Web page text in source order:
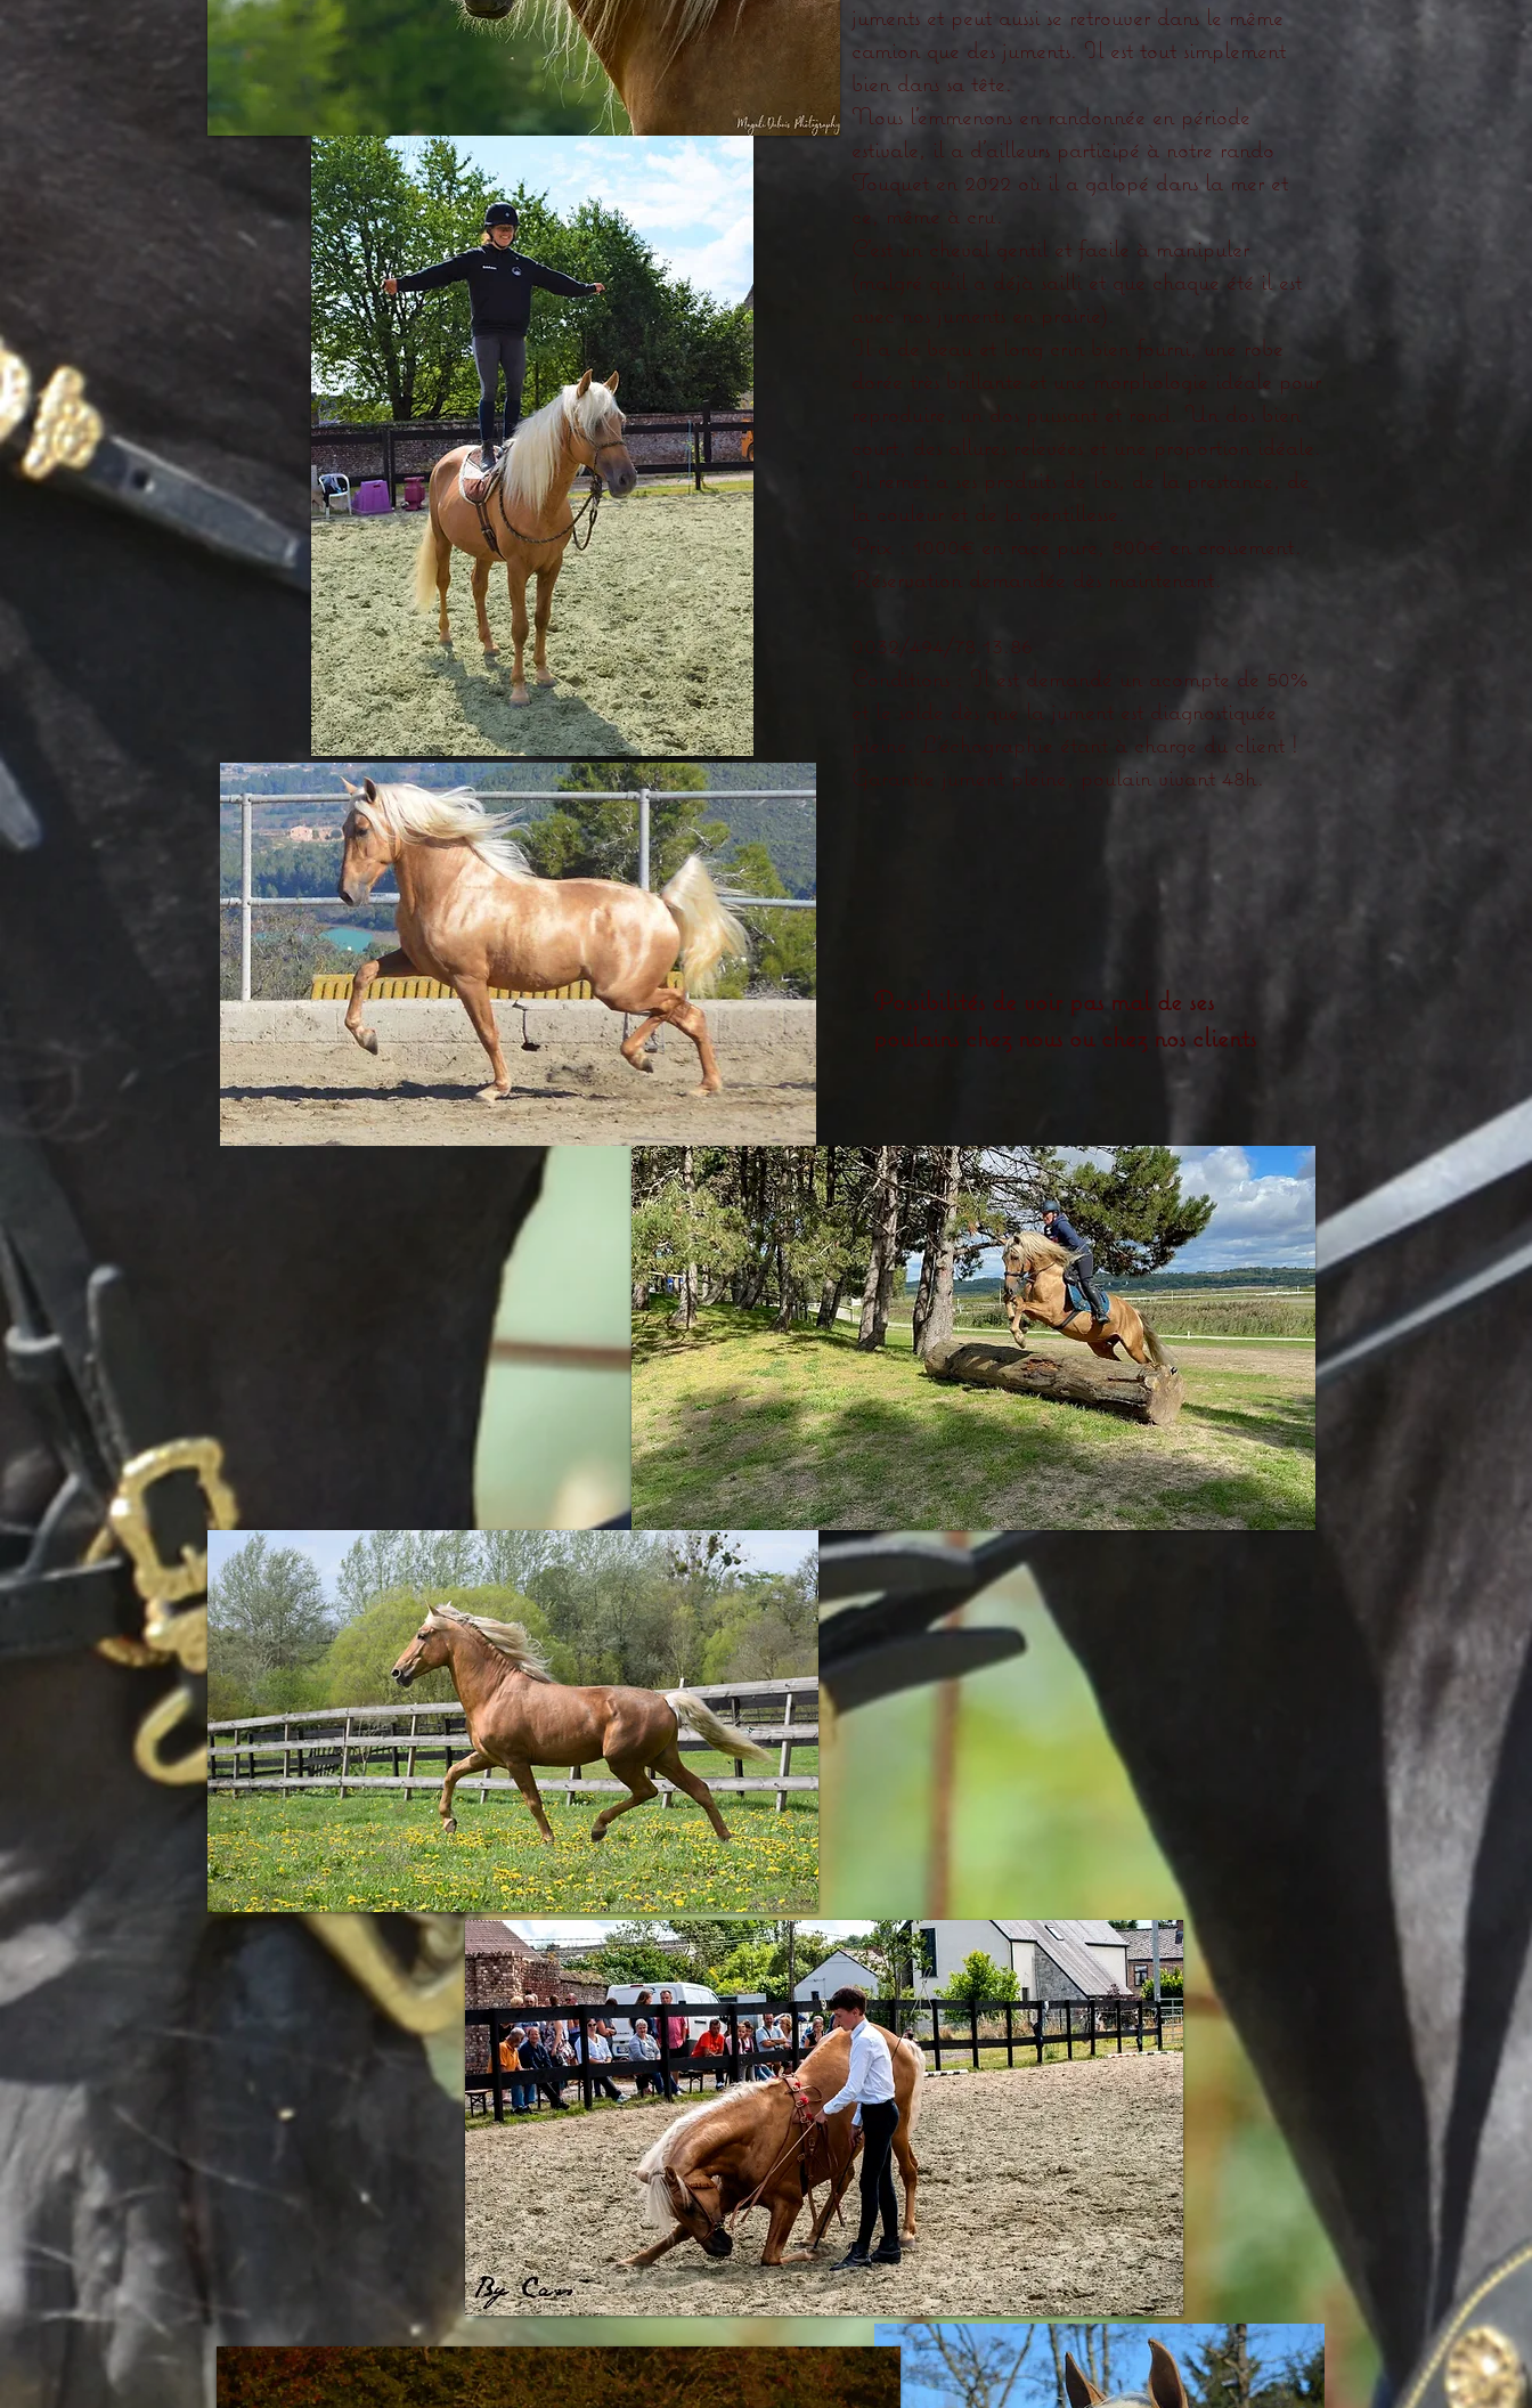
juments et peut aussi se retrouver dans le même
camion que des juments. Il est tout simplement
bien dans sa tête.
Nous l’emmenons en randonnée en période
estivale, il a d’ailleurs participé à notre rando
Touquet en 2022 où il a galopé dans la mer et
ce, même à cru.
C'est un cheval gentil et facile à manipuler
(malgré qu'il a déjà sailli et que chaque été il est
avec nos juments en prairie).
Il a de beau et long crin bien fourni, une robe
dorée très brillante et une morphologie idéale pour
reproduire, un dos puissant et rond. Un dos bien
court, des allures relevées et une proportion idéale.
Il remet a ses produits de l’os, de la prestance, de
la couleur et de la gentillesse.
Prix : 1000€ en race pure, 800€ en croisement.
Réservation demandée dès maintenant.
0032/494/78.13.86
Conditions : Il est demandé un acompte de 50%
et le solde dès que la jument est diagnostiquée
pleine. L’échographie étant à charge du client !
Garantie jument pleine, poulain vivant 48h.
Possibilités de voir pas mal de ses
poulains chez nous ou chez nos clients